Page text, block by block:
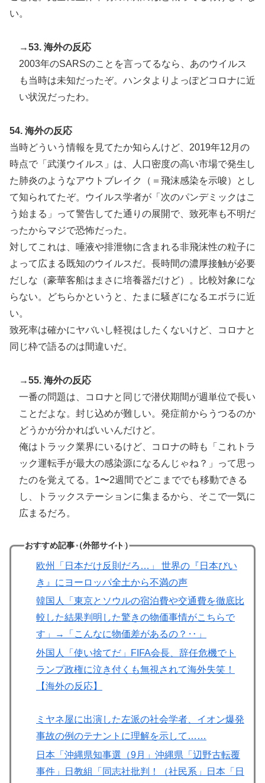
い。
→53. 海外の反応
2003年のSARSのことを言ってるなら、あのウイルス
も当時は未知だったぞ。ハンタよりよっぽどコロナに近
い状況だったわ。
54. 海外の反応
当時どういう情報を見てたか知らんけど、2019年12月の
時点で「武漢ウイルス」は、人口密度の高い市場で発生し
た肺炎のようなアウトブレイク（＝飛沫感染を示唆）とし
て知られてたぞ。ウイルス学者が「次のパンデミックはこ
う始まる」って警告してた通りの展開で、致死率も不明だ
ったからマジで恐怖だった。
対してこれは、唾液や排泄物に含まれる非飛沫性の粒子に
よって広まる既知のウイルスだ。長時間の濃厚接触が必要
だしな（豪華客船はまさに培養器だけど）。比較対象にな
らない。どちらかというと、たまに騒ぎになるエボラに近
い。
致死率は確かにヤバいし軽視はしたくないけど、コロナと
同じ枠で語るのは間違いだ。
→55. 海外の反応
一番の問題は、コロナと同じで潜伏期間が週単位で長い
ことだよな。封じ込めが難しい。発症前からうつるのか
どうかが分かればいいんだけど。
俺はトラック業界にいるけど、コロナの時も「これトラ
ック運転手が最大の感染源になるんじゃね？」って思っ
たのを覚えてる。1〜2週間でどこまででも移動できる
し、トラックステーションに集まるから、そこで一気に
広まるだろ。
おすすめ記事（外部サイト）
欧州「日本だけ反則だろ…」 世界の『日本びい
き』にヨーロッパ全土から不満の声
韓国人「東京とソウルの宿泊費や交通費を徹底比
較した結果判明した驚きの物価事情がこちらで
す」→「こんなに物価差があるの？‥」
外国人「使い捨てだ」FIFA会長、辞任危機でト
ランプ政権に泣き付くも無視されて海外失笑！
【海外の反応】
ミヤネ屋に出演した左派の社会学者、イオン爆発
事故の例のテナントに理解を示して……
日本「沖縄県知事選（9月」沖縄県「辺野古転覆
事件」日教組「同志社批判！（社民系」日本「日